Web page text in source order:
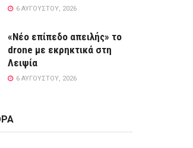
6 ΑΥΓΟΎΣΤΟΥ, 2026
«Νέο επίπεδο απειλής» το
drone με εκρηκτικά στη
Λειψία
6 ΑΥΓΟΎΣΤΟΥ, 2026